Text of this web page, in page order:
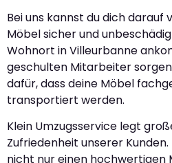
Bei uns kannst du dich darauf
Möbel sicher und
Wohnort in Villeurbanne
geschulten Mitarbeiter
dafür, dass deine Möbel
transportiert werden.
Klein Umzugsservice legt
Zufriedenheit unserer
nicht nur einen hochwertigen